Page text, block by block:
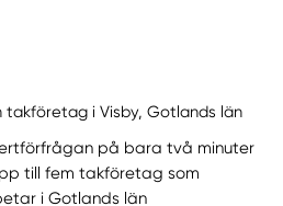
i Visby, Gotlands län
på bara två minuter
till fem takföretag som
i Gotlands län